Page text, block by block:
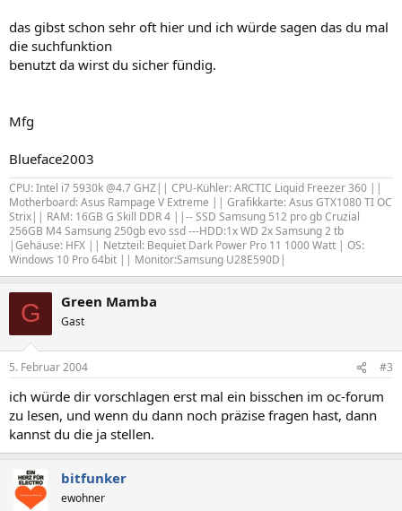
das gibst schon sehr oft hier und ich würde sagen das du mal
die suchfunktion
benutzt da wirst du sicher fündig.
Mfg
Blueface2003
CPU: Intel i7 5930k @4.7 GHZ|| CPU-Kühler: ARCTIC Liquid Freezer 360 ||
Motherboard: Asus Rampage V Extreme || Grafikkarte: Asus GTX1080 TI OC
Strix|| RAM: 16GB G Skill DDR 4 ||-- SSD Samsung 512 pro gb Cruzial
256GB M4 Samsung 250gb evo ssd ---HDD:1x WD 2x Samsung 2 tb
|Gehäuse: HFX || Netzteil: Bequiet Dark Power Pro 11 1000 Watt | OS:
Windows 10 Pro 64bit || Monitor:Samsung U28E590D|
G Green Mamba
Gast
5. Februar 2004 #3
ich würde dir vorschlagen erst mal ein bisschen im oc-forum
zu lesen, und wenn du dann noch präzise fragen hast, dann
kannst du die ja stellen.
bitfunker
ewohner